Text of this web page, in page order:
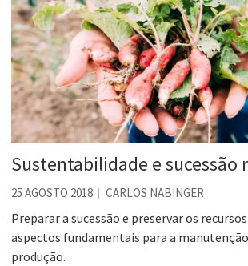
Sustentabilidade e sucessão
25 AGOSTO 2018 CARLOS NABINGER
Preparar a sucessão e preservar os
aspectos fundamentais para a
produção.